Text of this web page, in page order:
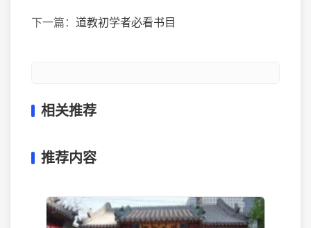
下一篇： 道教初学者必看书目
相关推荐
推荐内容